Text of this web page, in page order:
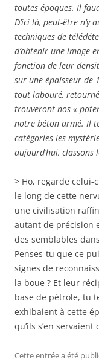
toutes époques. Il
D’ici là, peut-être n’y
techniques de
d’obtenir une image
fonction de leur
sur une épaisseur de
tout labouré,
trouveront nos «
notre béton armé. Il
catégories les
aujourd’hui, classons
> Ho, regarde
le long de cette
une civilisation
autant de précision
des semblables
Penses-tu que ce
signes de
la boue ? Et leur
base de pétrole, tu
exhibaient à cette
qu’ils s’en
Cette entrée a été